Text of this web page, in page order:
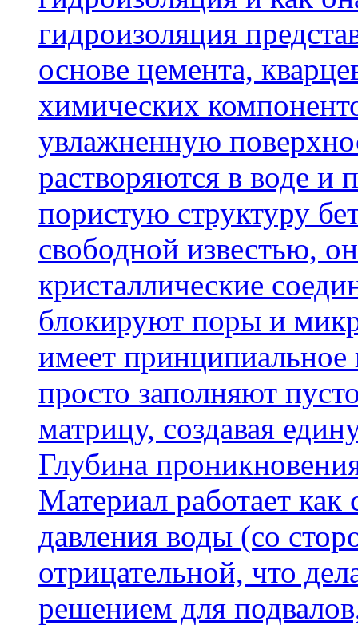
гидроизоляция
основе цемента,
химических
увлажненную
растворяются в воде и
пористую структуру
свободной известью,
кристаллические
блокируют поры и
имеет
просто заполняют
матрицу, создавая
Глубина
Материал работает
давления воды (со
отрицательной, что
решением для